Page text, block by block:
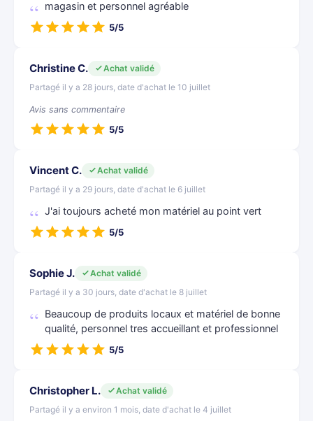
magasin et personnel agréable
5/5
Christine C.
Achat validé
Partagé il y a 28 jours, date d'achat le 10 juillet
Avis sans commentaire
5/5
Vincent C.
Achat validé
Partagé il y a 29 jours, date d'achat le 6 juillet
J'ai toujours acheté mon matériel au point vert
5/5
Sophie J.
Achat validé
Partagé il y a 30 jours, date d'achat le 8 juillet
Beaucoup de produits locaux et matériel de bonne
qualité, personnel tres accueillant et professionnel
5/5
Christopher L.
Achat validé
Partagé il y a environ 1 mois, date d'achat le 4 juillet